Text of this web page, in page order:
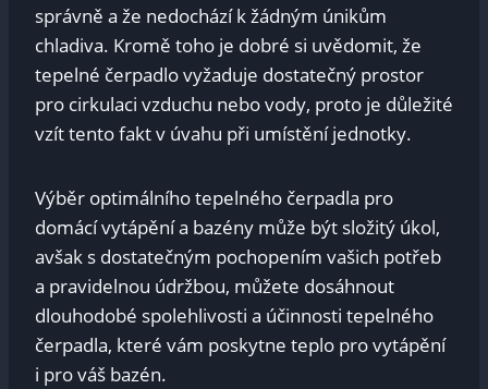
správně ‍a že nedochází k žádným únikům
chladiva. ​Kromě toho je dobré si⁣ uvědomit, že
tepelné čerpadlo vyžaduje dostatečný ​prostor⁣
pro cirkulaci vzduchu nebo vody, proto je důležité
vzít tento‌ fakt v úvahu při ⁣umístění ⁢jednotky.
Výběr⁣ optimálního tepelného čerpadla pro‍
domácí⁢ vytápění a‍ bazény může být složitý úkol,
avšak s dostatečným pochopením vašich potřeb
a pravidelnou údržbou, ⁢můžete‌ dosáhnout
dlouhodobé spolehlivosti⁤ a​ účinnosti tepelného
čerpadla, které vám ‍poskytne teplo pro vytápění
i ‌pro váš bazén.